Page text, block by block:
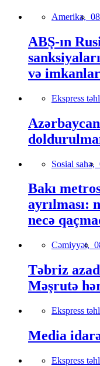
Amerika,
ABŞ-ın
və
Ekspress
Sosial sahə,
Bakı
ayrılması:
necə
Cəmiyyət,
Təbriz
Məşrutə
Ekspress
Media
Ekspress